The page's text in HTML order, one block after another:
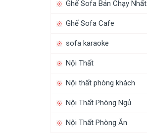
Ghế Sofa Bán Chạy Nhất
Ghế Sofa Cafe
sofa karaoke
Nội Thất
Nội thất phòng khách
Nội Thất Phòng Ngủ
Nội Thất Phòng Ăn